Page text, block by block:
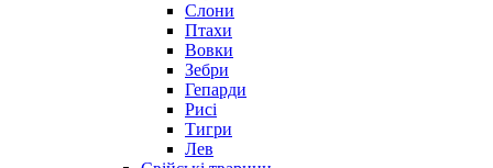
Слони
Птахи
Вовки
Зебри
Гепарди
Рисі
Тигри
Лев